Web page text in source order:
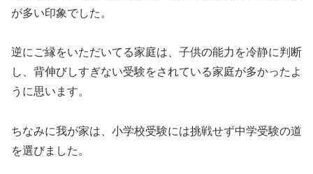
が多い印象でした。
逆にご縁をいただいてる家庭は、子供の能力を冷静に判断
し、背伸びしすぎない受験をされている家庭が多かったよ
うに思います。
ちなみに我が家は、小学校受験には挑戦せず中学受験の道
を選びました。